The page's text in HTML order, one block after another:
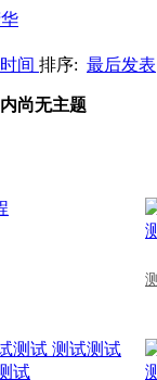
间 排序: 最后发表
尚无主题